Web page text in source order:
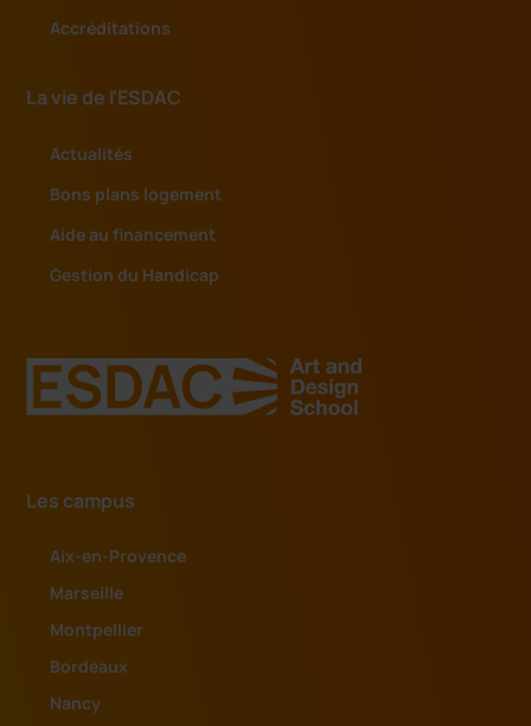
Accréditations
La vie de l'ESDAC
Actualités
Bons plans logement
Aide au financement
Gestion du Handicap
Les campus
Aix-en-Provence
Marseille
Montpellier
Bordeaux
Nancy